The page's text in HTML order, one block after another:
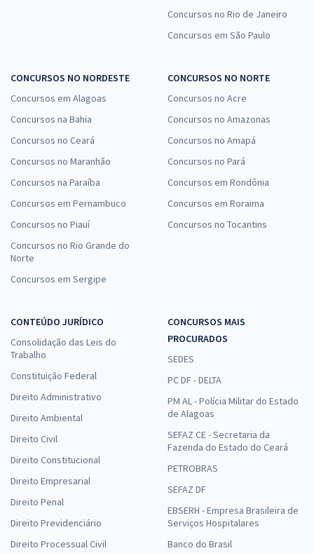
Concursos no Rio de Janeiro
Concursos em São Paulo
CONCURSOS NO NORDESTE
Concursos em Alagoas
Concursos na Bahia
Concursos no Ceará
Concursos no Maranhão
Concursos na Paraíba
Concursos em Pernambuco
Concursos no Piauí
Concursos no Rio Grande do
Norte
Concursos em Sergipe
CONCURSOS NO NORTE
Concursos no Acre
Concursos no Amazonas
Concursos no Amapá
Concursos no Pará
Concursos em Rondônia
Concursos em Roraima
Concursos no Tocantins
CONTEÚDO JURÍDICO
Consolidação das Leis do
Trabalho
Constituição Federal
Direito Administrativo
Direito Ambiental
Direito Civil
Direito Constitucional
Direito Empresarial
Direito Penal
Direito Previdenciário
Direito Processual Civil
CONCURSOS MAIS
PROCURADOS
SEDES
PC DF - DELTA
PM AL - Polícia Militar do Estado
de Alagoas
SEFAZ CE - Secretaria da
Fazenda do Estado do Ceará
PETROBRAS
SEFAZ DF
EBSERH - Empresa Brasileira de
Serviços Hospitalares
Banco do Brasil